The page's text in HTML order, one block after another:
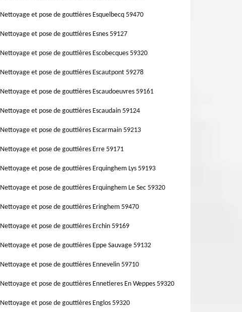
Nettoyage et pose de gouttières Esquelbecq 59470
Nettoyage et pose de gouttières Esnes 59127
Nettoyage et pose de gouttières Escobecques 59320
Nettoyage et pose de gouttières Escautpont 59278
Nettoyage et pose de gouttières Escaudoeuvres 59161
Nettoyage et pose de gouttières Escaudain 59124
Nettoyage et pose de gouttières Escarmain 59213
Nettoyage et pose de gouttières Erre 59171
Nettoyage et pose de gouttières Erquinghem Lys 59193
Nettoyage et pose de gouttières Erquinghem Le Sec 59320
Nettoyage et pose de gouttières Eringhem 59470
Nettoyage et pose de gouttières Erchin 59169
Nettoyage et pose de gouttières Eppe Sauvage 59132
Nettoyage et pose de gouttières Ennevelin 59710
Nettoyage et pose de gouttières Ennetieres En Weppes 59320
Nettoyage et pose de gouttières Englos 59320